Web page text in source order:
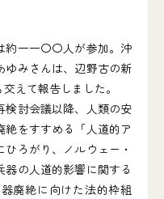
一一〇〇人が参加。沖
ゆみさんは、辺野古の新
えて報告しました。
討会議以降、人類の安
をすすめる「人道的ア
ろがり、ノルウェー・
の人道的影響に関する
廃絶に向けた法的枠組